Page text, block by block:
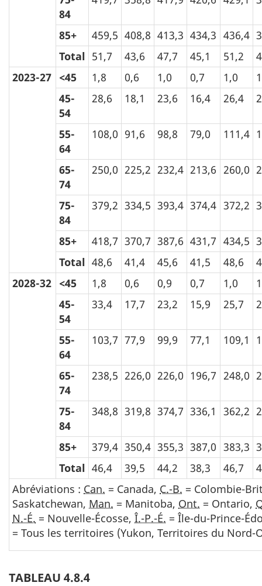
84
85+ 459,5 408,8 413,3 434,3 436,4
Total 51,7 43,6 47,7 45,1 51,2
2023-27 <45 1,8 0,6 1,0 0,7 1,0
45-
54
28,6 18,1 23,6 16,4 26,4
55-
64
108,0 91,6 98,8 79,0 111,4
65-
74
250,0 225,2 232,4 213,6 260,0
75-
84
379,2 334,5 393,4 374,4 372,2
85+ 418,7 370,7 387,6 431,7 434,5
Total 48,6 41,4 45,6 41,5 48,6
2028-32 <45 1,8 0,6 0,9 0,7 1,0
45-
54
33,4 17,7 23,2 15,9 25,7
55-
64
103,7 77,9 99,9 77,1 109,1
65-
74
238,5 226,0 226,0 196,7 248,0
75-
84
348,8 319,8 374,7 336,1 362,2
85+ 379,4 350,4 355,3 387,0 383,3
Total 46,4 39,5 44,2 38,3 46,7
Abréviations : Can. = Canada, C.-B. = Colombie-
Saskatchewan, Man. = Manitoba, Ont. = Ontario,
N.-É. = Nouvelle-Écosse, Î.-P.-É. = Île-du-Prince-
= Tous les territoires (Yukon, Territoires du Nord-
TABLEAU 4.8.4